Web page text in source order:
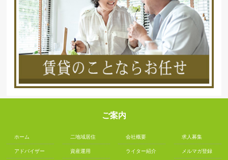
ご案内
ホーム
アドバイザー
二地域居住
資産運用
会社概要
ライター紹介
求人募集
メルマガ登録